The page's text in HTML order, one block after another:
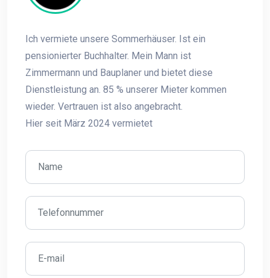
Ich vermiete unsere Sommerhäuser. Ist ein
pensionierter Buchhalter. Mein Mann ist
Zimmermann und Bauplaner und bietet diese
Dienstleistung an. 85 % unserer Mieter kommen
wieder. Vertrauen ist also angebracht.
Hier seit März 2024 vermietet